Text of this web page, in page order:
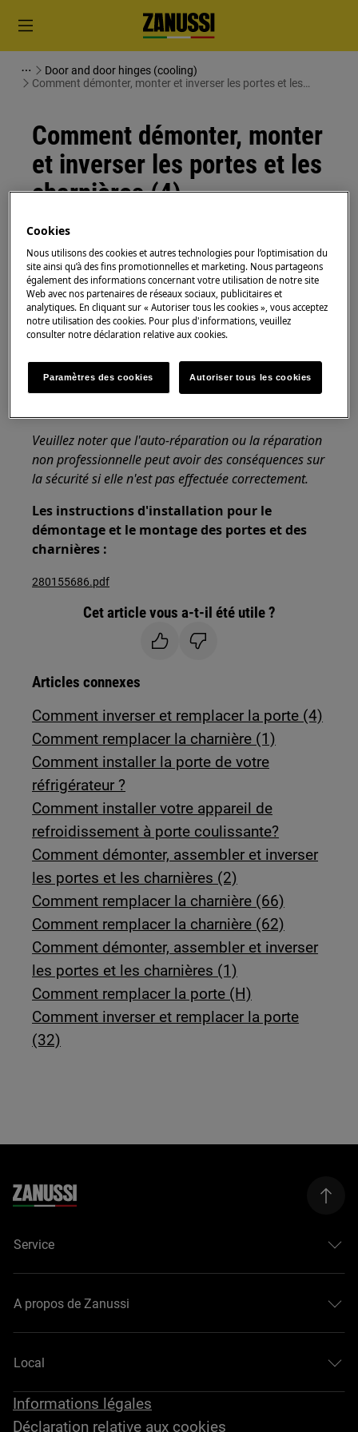
Door and door hinges (cooling)
Comment démonter, monter et inverser les portes et les
Comment démonter, monter
et inverser les portes et les
charnières (4)
Solution
Avant toute opération de maintenance, éteignez
l'appareil et débranchez la fiche secteur de la prise.
Faites toujours attention lorsque vous déplacez des
appareils, pour les appareils lourds, il faut deux
personnes pour le déplacer.
Utilisez toujours des gants de sécurité et des
Veuillez noter que l'auto-réparation ou la réparation
non professionnelle peut avoir des conséquences sur
la sécurité si elle n'est pas effectuée correctement.
Les instructions d'installation pour le
démontage et le montage des portes et des
charnières :
280155686.pdf
Cet article vous a-t-il été utile ?
Articles connexes
Comment inverser et remplacer la porte (4)
Comment remplacer la charnière (1)
Comment installer la porte de votre
réfrigérateur ?
Comment installer votre appareil de
refroidissement à porte coulissante?
Comment démonter, assembler et inverser
les portes et les charnières (2)
Comment remplacer la charnière (66)
Comment remplacer la charnière (62)
Comment démonter, assembler et inverser
les portes et les charnières (1)
Comment remplacer la porte (H)
Comment inverser et remplacer la porte
(32)
Service
A propos de Zanussi
Local
Informations légales
Déclaration relative aux cookies
Cookies
Nous utilisons des cookies et autres technologies pour l’optimisation du
site ainsi qu’à des fins promotionnelles et marketing. Nous partageons
également des informations concernant votre utilisation de notre site
Web avec nos partenaires de réseaux sociaux, publicitaires et
analytiques. En cliquant sur « Autoriser tous les cookies », vous acceptez
notre utilisation des cookies. Pour plus d'informations, veuillez
consulter notre déclaration relative aux cookies.
Paramètres des cookies Autoriser tous les cookies